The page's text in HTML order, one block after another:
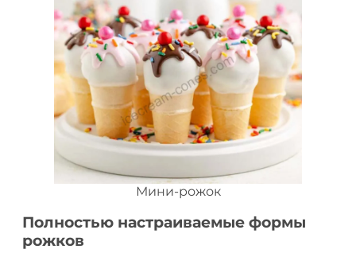
Мини-рожок
Полностью настраиваемые формы
рожков